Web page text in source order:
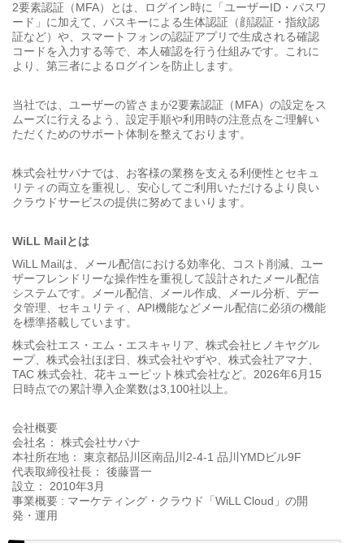
2要素認証（MFA）とは、ログイン時に「ユーザーID・パスワ
ード」に加えて、パスキーによる生体認証（顔認証・指紋認
証など）や、スマートフォンの認証アプリで生成される確認
コードを入力する等で、本人確認を行う仕組みです。これに
より、第三者によるログインを防止します。
当社では、ユーザーの皆さまが2要素認証（MFA）の設定をス
ムーズに行えるよう、設定手順や利用時の注意点をご理解い
ただくためのサポート体制を整えております。
株式会社サパナでは、お客様の業務を支える利便性とセキュ
リティの両立を重視し、安心してご利用いただけるより良い
クラウドサービスの提供に努めてまいります。
WiLL Mailとは
WiLL Mailは、メール配信における効率化、コスト削減、ユー
ザーフレンドリーな操作性を重視して設計されたメール配信
システムです。メール配信、メール作成、メール分析、デー
タ管理、セキュリティ、API機能などメール配信に必須の機能
を標準搭載しています。
株式会社エス・エム・エスキャリア、株式会社ヒノキヤグル
ープ、株式会社ほぼ日、株式会社やずや、株式会社アマナ、
TAC 株式会社、花キューピット株式会社など。2026年6月15
日時点での累計導入企業数は3,100社以上。
会社概要
会社名： 株式会社サパナ
本社所在地： 東京都品川区南品川2-4-1 品川YMDビル9F
代表取締役社長： 後藤晋一
設立： 2010年3月
事業概要 : マーケティング・クラウド「WiLL Cloud」の開
発・運用